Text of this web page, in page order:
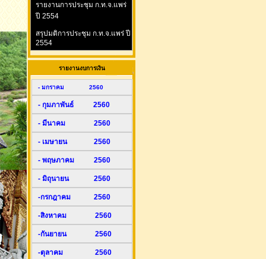
รายงานการประชุม ก.ท.จ.แพร่
ปี 2554
สรุปมติการประชุม ก.ท.จ.แพร่ ปี
2554
รายงานงบการเงิน
- มกราคม 2560
- กุมภาพันธ์ 2560
- มีนาคม 2560
- เมษายน 2560
- พฤษภาคม 2560
- มิถุนายน 2560
-กรกฎาคม 2560
-สิงหาคม 2560
-กันยายน 2560
-ตุลาคม 2560